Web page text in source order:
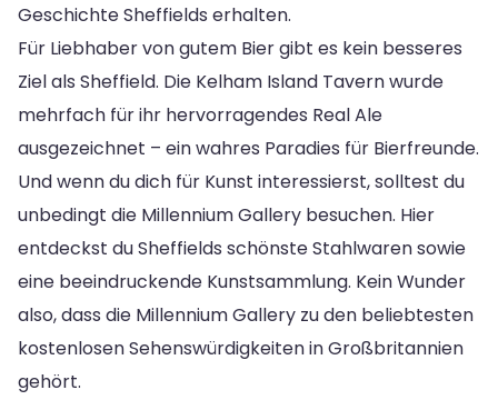
Geschichte Sheffields erhalten.
Für Liebhaber von gutem Bier gibt es kein besseres
Ziel als Sheffield. Die Kelham Island Tavern wurde
mehrfach für ihr hervorragendes Real Ale
ausgezeichnet – ein wahres Paradies für Bierfreunde.
Und wenn du dich für Kunst interessierst, solltest du
unbedingt die Millennium Gallery besuchen. Hier
entdeckst du Sheffields schönste Stahlwaren sowie
eine beeindruckende Kunstsammlung. Kein Wunder
also, dass die Millennium Gallery zu den beliebtesten
kostenlosen Sehenswürdigkeiten in Großbritannien
gehört.